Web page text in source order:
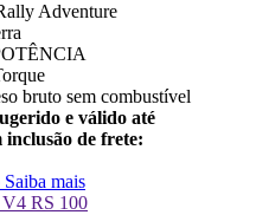
Adventure
bruto sem combustível
e válido até
inclusão de frete:
Saiba mais
RS 100